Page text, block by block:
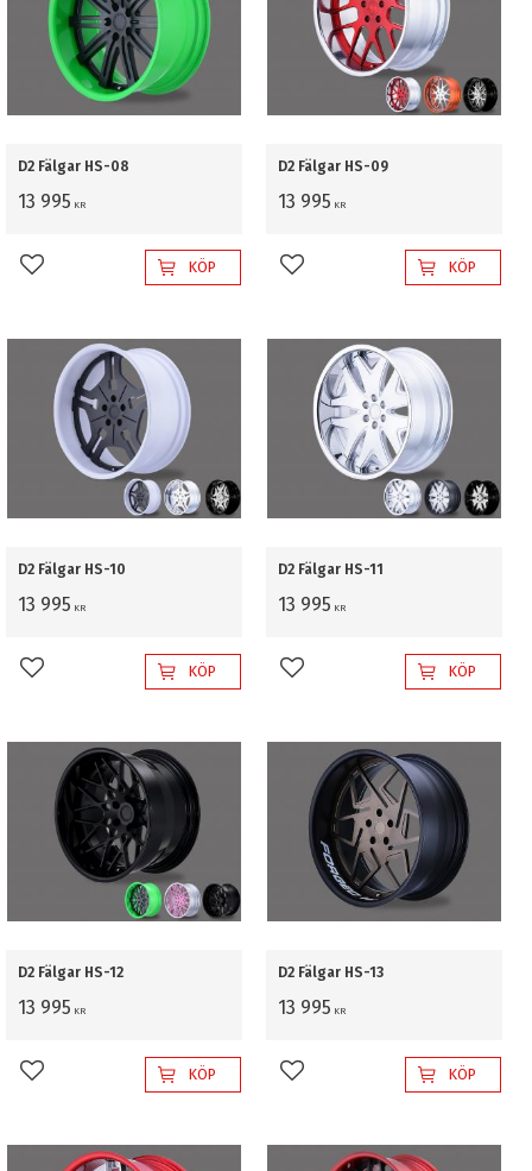
D2 Fälgar HS-08
13 995 KR
Lägg till i favoriterKÖP
D2 Fälgar HS-09
13 995 KR
Lägg till i favoriterKÖP
D2 Fälgar HS-10
13 995 KR
Lägg till i favoriterKÖP
D2 Fälgar HS-11
13 995 KR
Lägg till i favoriterKÖP
D2 Fälgar HS-12
13 995 KR
Lägg till i favoriterKÖP
D2 Fälgar HS-13
13 995 KR
Lägg till i favoriterKÖP